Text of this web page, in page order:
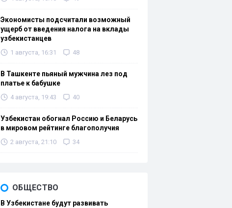
Экономисты подсчитали возможный
ущерб от введения налога на вклады
узбекистанцев
1 августа, 16:31 48
В Ташкенте пьяный мужчина лез под
платье к бабушке
4 августа, 19:43 40
Узбекистан обогнал Россию и Беларусь
в мировом рейтинге благополучия
2 августа, 21:10 34
ОБЩЕСТВО
В Узбекистане будут развивать